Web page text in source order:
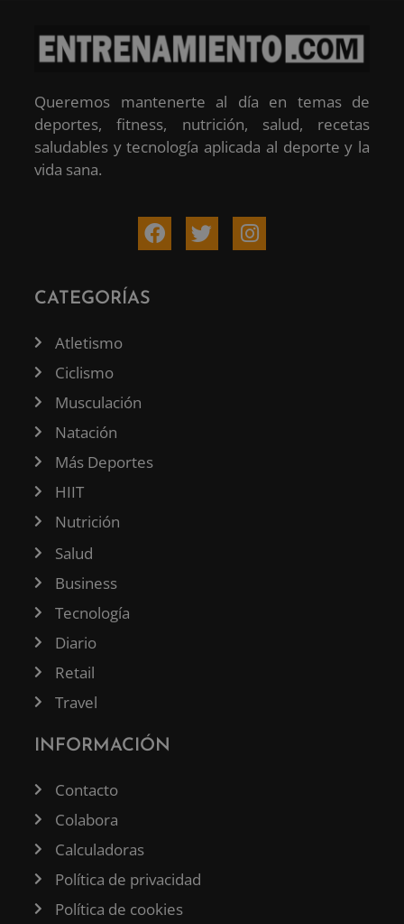
Queremos mantenerte al día en temas de
deportes, fitness, nutrición, salud, recetas
saludables y tecnología aplicada al deporte y la
vida sana.
CATEGORÍAS
Atletismo
Ciclismo
Musculación
Natación
Más Deportes
HIIT
Nutrición
Salud
Business
Tecnología
Diario
Retail
Travel
INFORMACIÓN
Contacto
Colabora
Calculadoras
Política de privacidad
Política de cookies